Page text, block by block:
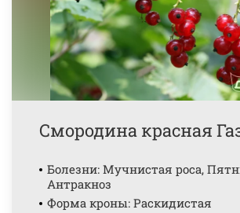
Смородина красная
Болезни: Мучнистая роса,
Антракноз
Форма кроны: Раскидистая